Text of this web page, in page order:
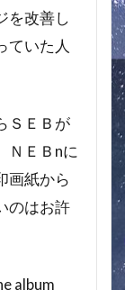
を改善し
ていた人
ＳＥＢが
ＮＥＢnに
画紙から
のはお許
album